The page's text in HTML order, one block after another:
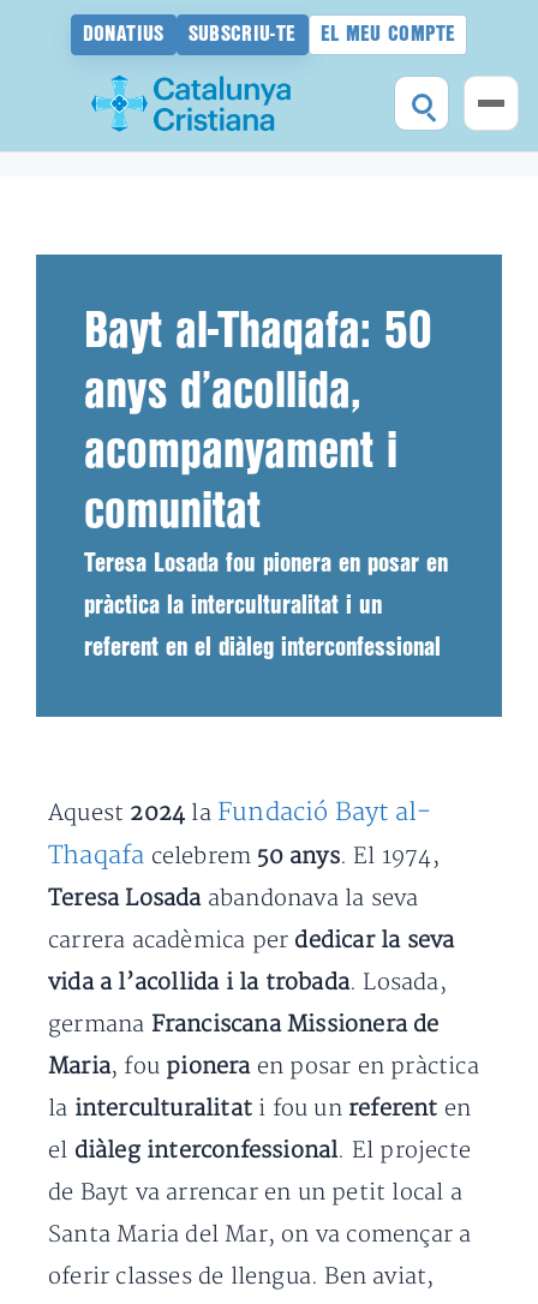
DONATIUS SUBSCRIU-TE EL MEU COMPTE
Bayt al-Thaqafa: 50
anys d’acollida,
acompanyament i
comunitat
Teresa Losada fou pionera en posar en
pràctica la interculturalitat i un
referent en el diàleg interconfessional
Aquest 2024 la Fundació Bayt al-
Thaqafa celebrem 50 anys. El 1974,
Teresa Losadaabandonava la seva
carrera acadèmica per dedicar la seva
vida a l’acollida i la trobada. Losada,
germana Franciscana Missionera de
Maria, fou pionera en posar en pràctica
la interculturalitat i fou un referent en
el diàleg interconfessional. El projecte
de Bayt va arrencar en un petit local a
Santa Maria del Mar, on va començar a
oferir classes de llengua. Ben aviat,